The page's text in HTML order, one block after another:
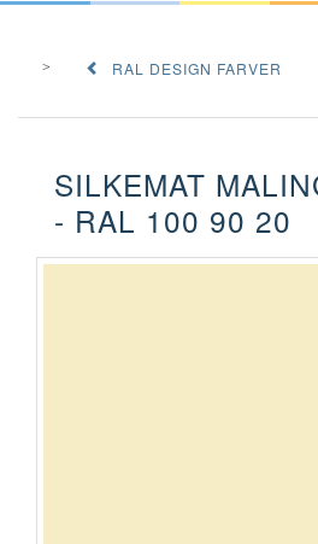
RAL DESIGN FARVER
SILKEMAT
- RAL 100 90 20